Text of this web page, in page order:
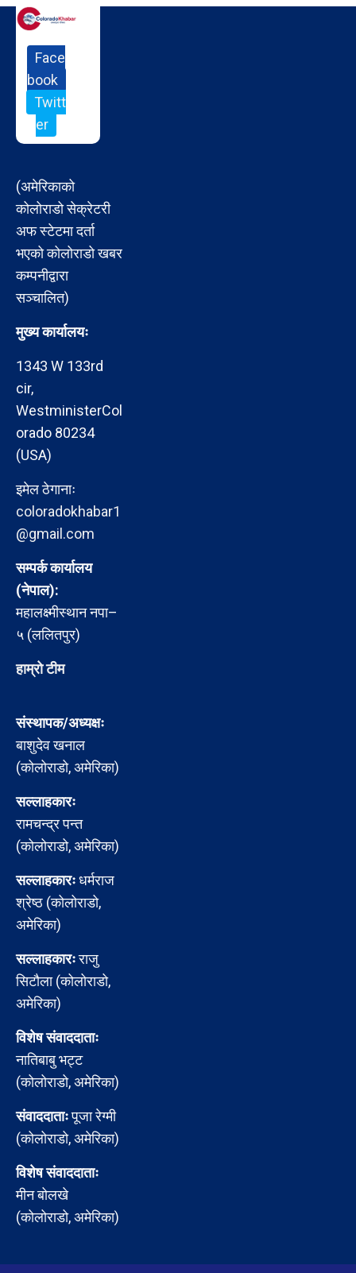
Face
book
Twitt
er
(अमेरिकाको
कोलोराडो सेक्रेटरी
अफ स्टेटमा दर्ता
भएको कोलोराडो खबर
कम्पनीद्वारा
सञ्चालित)
मुख्य कार्यालयः
1343 W 133rd
cir,
WestministerCol
orado 80234
(USA)
इमेल ठेगानाः
coloradokhabar1
@gmail.com
सम्पर्क कार्यालय
(नेपाल):
महालक्ष्मीस्थान नपा–
५ (ललितपुर)
हाम्रो टीम
संस्थापक/अध्यक्षः
बाशुदेव खनाल
(कोलोराडो, अमेरिका)
सल्लाहकारः
रामचन्द्र पन्त
(कोलोराडो, अमेरिका)
सल्लाहकारःधर्मराज
श्रेष्ठ (कोलोराडो,
अमेरिका)
सल्लाहकारःराजु
सिटौला (कोलोराडो,
अमेरिका)
विशेष संवाददाताः
नातिबाबु भट्ट
(कोलोराडो, अमेरिका)
संवाददाताःपूजा रेग्मी
(कोलोराडो, अमेरिका)
विशेष संवाददाताः
मीन बोलखे
(कोलोराडो, अमेरिका)